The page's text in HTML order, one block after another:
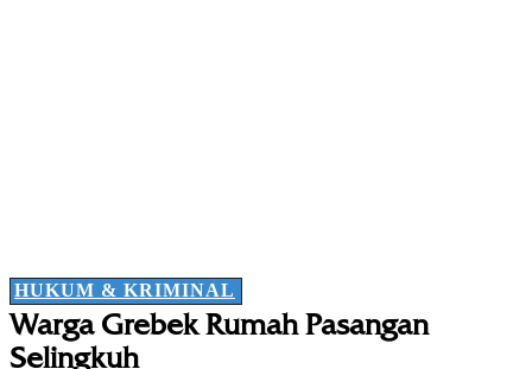
HUKUM & KRIMINAL
Warga Grebek Rumah Pasangan
Selingkuh